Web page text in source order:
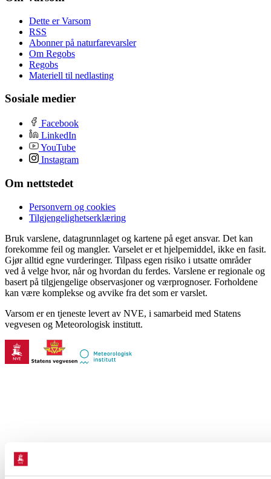
Dette er Varsom
RSS
Abonner på naturfarevarsler
Om Regobs
Regobs
Materiell til nedlasting
Sosiale medier
Facebook
LinkedIn
YouTube
Instagram
Om nettstedet
Personvern og cookies
Tilgjengelighetserklæring
Bruk varslene, datagrunnlaget og kartene på eget ansvar. Det kan
forekomme feil og mangler. Varselet er et hjelpemiddel, ikke en fasit.
Gjør alltid egne vurderinger. Tilpass egen risiko i utsatte områder
ved å velge hvor, når og hvordan du ferdes. Varslene er regionale og
basert på tilgjengelige observasjoner og værprognoser. Forholdene
kan være komplekse og avvike fra det som er varslet.
Varsom er en tjeneste levert av NVE, i samarbeid med Statens
vegvesen og Meteorologisk institutt.